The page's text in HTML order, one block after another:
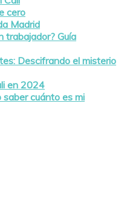
cero
Madrid
trabajador? Guía
Descifrando el misterio
en 2024
saber cuánto es mi